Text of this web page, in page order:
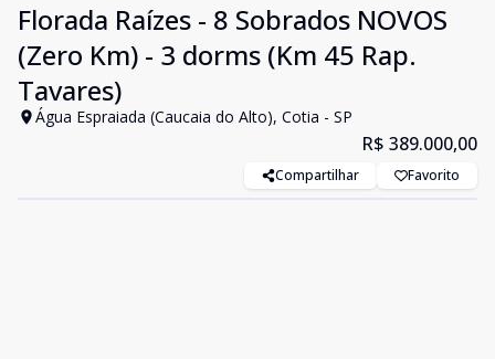
Florada Raízes - 8 Sobrados NOVOS
(Zero Km) - 3 dorms (Km 45 Rap.
Tavares)
Água Espraiada (Caucaia do Alto), Cotia - SP
R$ 389.000,00
Compartilhar Favorito